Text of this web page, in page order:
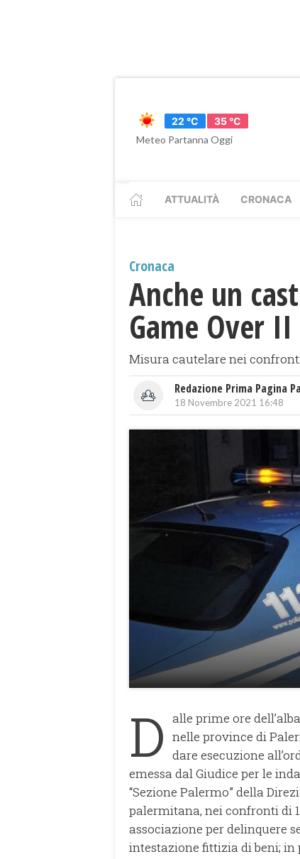
22 °C
35 °C
Meteo Partanna Oggi
ATTUALITÀ CRONACA
Cronaca
Anche un
Game Over II
Misura cautelare nei
Redazione Prima Pagina
18 Novembre 2021 16:48
D alle prime ore
nelle province di
dare esecuzione
emessa dal Giudice per le
“Sezione Palermo” della
palermitana, nei confronti di
associazione per delinquere
intestazione fittizia di beni; in